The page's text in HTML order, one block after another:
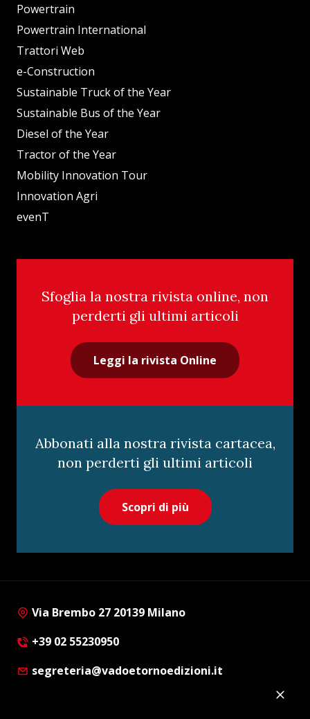
Powertrain
Powertrain International
Trattori Web
e-Construction
Sustainable Truck of the Year
Sustainable Bus of the Year
Diesel of the Year
Tractor of the Year
Mobility Innovation Tour
Innovation Agri
evenT
Sfoglia la nostra rivista online, non
perderti gli ultimi articoli
Leggi la rivista Online
Abbonati alla nostra rivista cartacea,
non perderti gli ultimi articoli
Scopri di più
Via Brembo 27 20139 Milano
+39 02 55230950
segreteria@vadoetornoedizioni.it